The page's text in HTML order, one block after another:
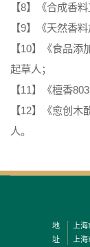
【8】《合成香
【9】《天然香
【10】《食品
起草人；
【11】《檀香
【12】《愈创
人。
地
址
上海
上海